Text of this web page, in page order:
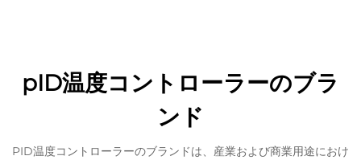
連絡する
pID温度コントローラーのブラ
ンド
PID温度コントローラーのブランドは、産業および商業用途におけ